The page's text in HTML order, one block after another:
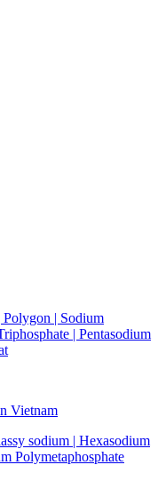
Polygon | Sodium
| Pentasodium
Vietnam